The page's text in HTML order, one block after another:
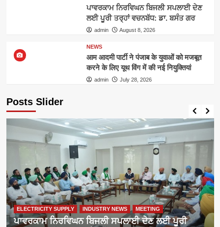
ਪਾਵਰਕਾਮ ਨਿਰਵਿਘਨ ਬਿਜਲੀ ਸਪਲਾਈ ਦੇਣ
ਲਈ ਪੂਰੀ ਤਰ੍ਹਾਂ ਵਚਨਬੱਧ: ਡਾ. ਬਸੰਤ ਗਰ
admin August 8, 2026
NEWS
आम आदमी पार्टी ने पंजाब के युवाओं को मजबूत
करने के लिए यूथ विंग में की नई नियुक्तियां
admin July 28, 2026
Posts Slider
ELECTRICITY SUPPLY INDUSTRY NEWS MEETING
ਪਾਵਰਕਾਮ ਨਿਰਵਿਘਨ ਬਿਜਲੀ ਸਪਲਾਈ ਦੇਣ ਲਈ ਪੂਰੀ